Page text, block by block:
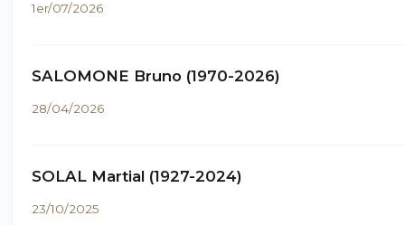
1er/07/2026
SALOMONE Bruno (1970-2026)
28/04/2026
SOLAL Martial (1927-2024)
23/10/2025